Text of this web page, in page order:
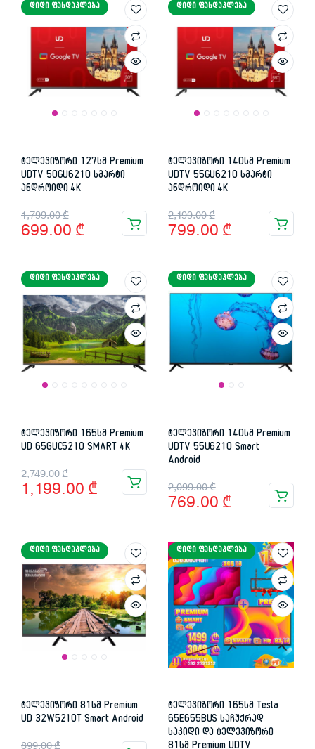
1,249.00 ₾.
649.00 ₾.
969.00 ₾.
399.00 ₾.
ᲓᲘᲓᲘ ᲤᲐᲡᲓᲐᲙᲚᲔᲑᲐ
ტელევიზორი 127სმ Premium
UDTV 50GU6210 სმარტი
ანდროიდი 4K
1,799.00₾
Original
price
1,799.00 ₾.
699.00 ₾
Current
price
699.00 ₾.
ᲓᲘᲓᲘ ᲤᲐᲡᲓᲐᲙᲚᲔᲑᲐ
ტელევიზორი 140სმ Premium
UDTV 55GU6210 სმარტი
ანდროიდი 4K
2,199.00₾
Original
price
2,199.00 ₾.
799.00 ₾
Current
price
799.00 ₾.
ᲓᲘᲓᲘ ᲤᲐᲡᲓᲐᲙᲚᲔᲑᲐ
ტელევიზორი 165სმ Premium
UD 65GUC5210 SMART 4K
2,749.00₾
Original
price
2,749.00 ₾.
1,199.00 ₾
Current
price
1,199.00 ₾.
ᲓᲘᲓᲘ ᲤᲐᲡᲓᲐᲙᲚᲔᲑᲐ
ტელევიზორი 140სმ Premium
UDTV 55U6210 Smart
Android
2,099.00₾
Original
price
2,099.00 ₾.
769.00 ₾
Current
price
769.00 ₾.
ᲓᲘᲓᲘ ᲤᲐᲡᲓᲐᲙᲚᲔᲑᲐ
ტელევიზორი 81სმ Premium
UD 32W5210T Smart Android
899.00₾
ᲓᲘᲓᲘ ᲤᲐᲡᲓᲐᲙᲚᲔᲑᲐ
ტელევიზორი 165სმ Tesla
65E655BUS საჩუქრად
საკიდი და ტელევიზორი